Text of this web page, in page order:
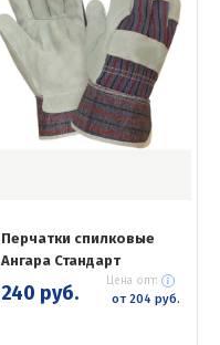
Перчатки спилковые
Ангара Стандарт
240 руб. Цена опт:
от 204 руб.